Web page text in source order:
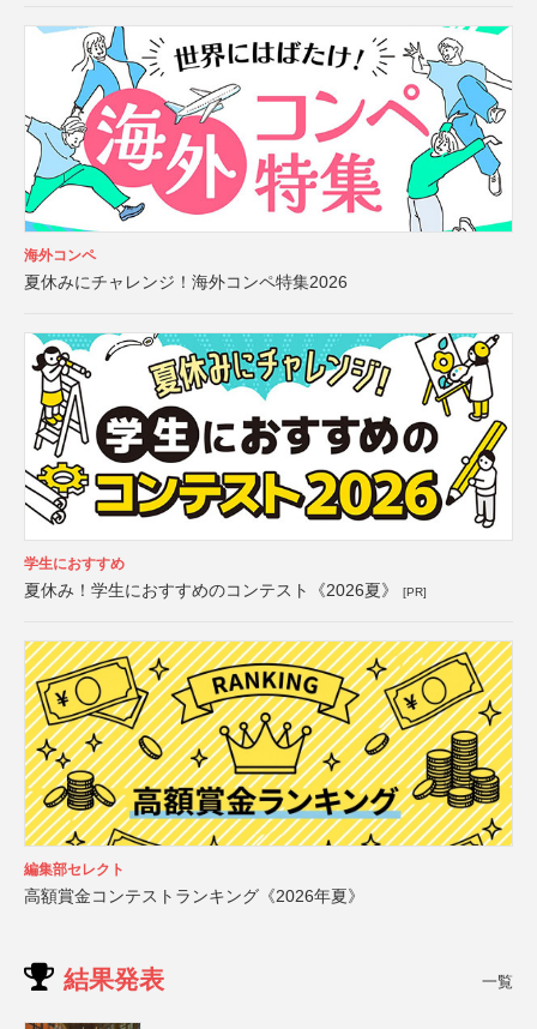
海外コンペ
夏休みにチャレンジ！海外コンペ特集2026
学生におすすめ
夏休み！学生におすすめのコンテスト《2026夏》 [PR]
編集部セレクト
高額賞金コンテストランキング《2026年夏》
結果発表 一覧